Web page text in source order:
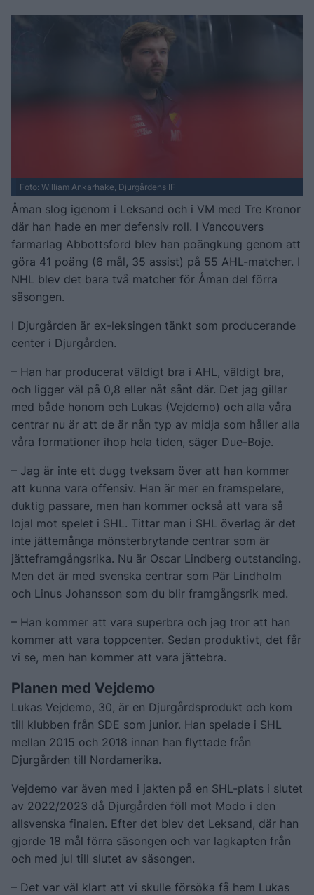
Foto: William Ankarhake, Djurgårdens IF
Åman slog igenom i Leksand och i VM med Tre Kronor
där han hade en mer defensiv roll. I Vancouvers
farmarlag Abbottsford blev han poängkung genom att
göra 41 poäng (6 mål, 35 assist) på 55 AHL-matcher. I
NHL blev det bara två matcher för Åman del förra
säsongen.
I Djurgården är ex-leksingen tänkt som producerande
center i Djurgården.
– Han har producerat väldigt bra i AHL, väldigt bra,
och ligger väl på 0,8 eller nåt sånt där. Det jag gillar
med både honom och Lukas (Vejdemo) och alla våra
centrar nu är att de är nån typ av midja som håller alla
våra formationer ihop hela tiden, säger Due-Boje.
– Jag är inte ett dugg tveksam över att han kommer
att kunna vara offensiv. Han är mer en framspelare,
duktig passare, men han kommer också att vara så
lojal mot spelet i SHL. Tittar man i SHL överlag är det
inte jättemånga mönsterbrytande centrar som är
jätteframgångsrika. Nu är Oscar Lindberg outstanding.
Men det är med svenska centrar som Pär Lindholm
och Linus Johansson som du blir framgångsrik med.
– Han kommer att vara superbra och jag tror att han
kommer att vara toppcenter. Sedan produktivt, det får
vi se, men han kommer att vara jättebra.
Planen med Vejdemo
Lukas Vejdemo, 30, är en Djurgårdsprodukt och kom
till klubben från SDE som junior. Han spelade i SHL
mellan 2015 och 2018 innan han flyttade från
Djurgården till Nordamerika.
Vejdemo var även med i jakten på en SHL-plats i slutet
av 2022/2023 då Djurgården föll mot Modo i den
allsvenska finalen. Efter det blev det Leksand, där han
gjorde 18 mål förra säsongen och var lagkapten från
och med jul till slutet av säsongen.
– Det var väl klart att vi skulle försöka få hem Lukas